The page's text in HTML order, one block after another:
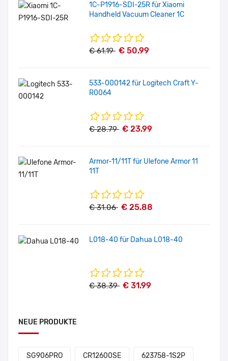
1C-P1916-SDI-25R für Xiaomi
Handheld Vacuum Cleaner 1C
€ 61.19 € 50.99
533-000142 für Logitech Craft Y-
R0064
€ 28.79 € 23.99
Armor-11/11T für Ulefone Armor 11
11T
€ 31.06 € 25.88
L018-40 für Dahua L018-40
€ 38.39 € 31.99
NEUE PRODUKTE
SG906PRO CR12600SE 623758-1S2P